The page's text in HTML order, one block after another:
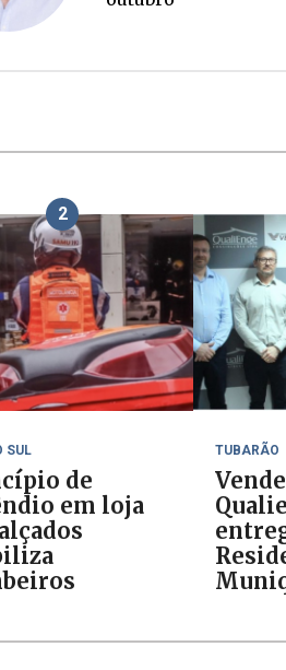
2
SUL
de
em loja
TUBARÃO